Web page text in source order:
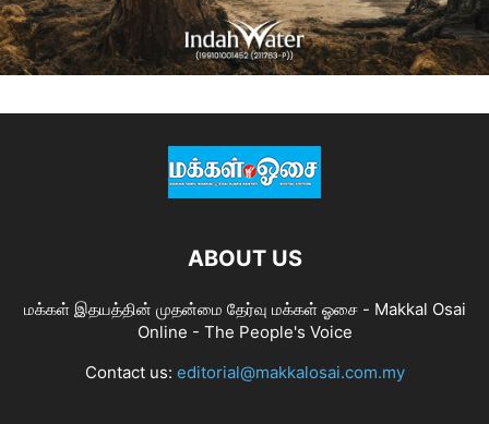
ABOUT US
மக்கள் இதயத்தின் முதன்மை தேர்வு மக்கள் ஓசை - Makkal Osai
Online - The People's Voice
Contact us: editorial@makkalosai.com.my